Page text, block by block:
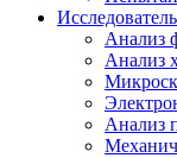
Анализ
Анализ
Анализ